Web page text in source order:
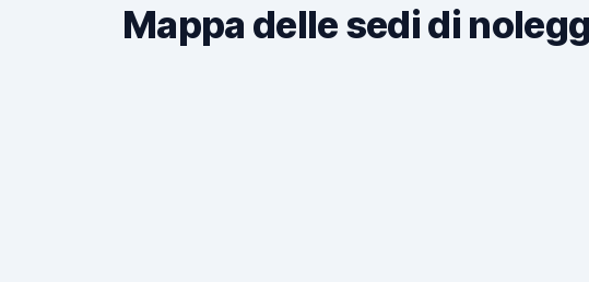
Mappa delle sedi di